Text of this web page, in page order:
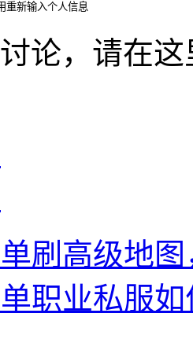
重新输入个人信息
论，请在这
刷高级地
职业私服